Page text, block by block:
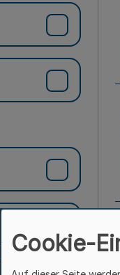
Cookie-